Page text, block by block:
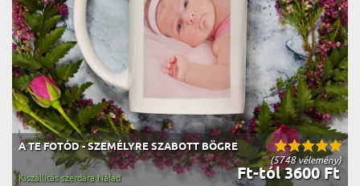
(5748 vélemény)
A TE FOTÓD - SZEMÉLYRE SZABOTT BÖGRE
Ft-tól 3600 Ft
Kiszállítás szerdára Nálad